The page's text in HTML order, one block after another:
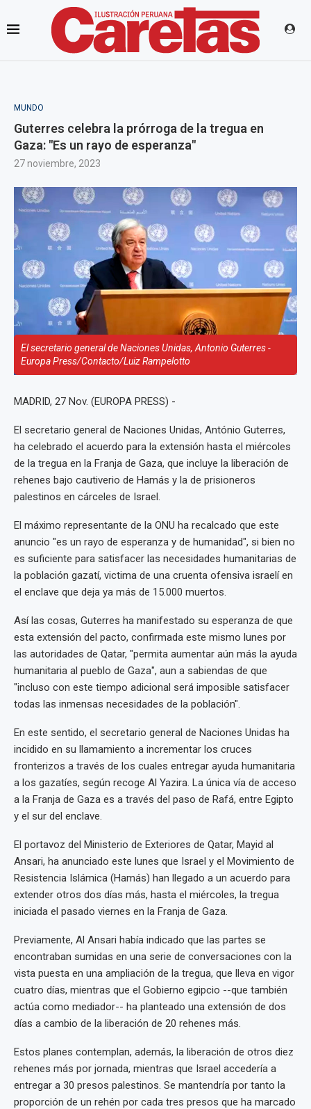
MUNDO
Guterres celebra la prórroga de la tregua en
Gaza: "Es un rayo de esperanza"
27 noviembre, 2023
El secretario general de Naciones Unidas, Antonio Guterres -
Europa Press/Contacto/Luiz Rampelotto
MADRID, 27 Nov. (EUROPA PRESS) -
El secretario general de Naciones Unidas, António Guterres,
ha celebrado el acuerdo para la extensión hasta el miércoles
de la tregua en la Franja de Gaza, que incluye la liberación de
rehenes bajo cautiverio de Hamás y la de prisioneros
palestinos en cárceles de Israel.
El máximo representante de la ONU ha recalcado que este
anuncio "es un rayo de esperanza y de humanidad", si bien no
es suficiente para satisfacer las necesidades humanitarias de
la población gazatí, victima de una cruenta ofensiva israelí en
el enclave que deja ya más de 15.000 muertos.
Así las cosas, Guterres ha manifestado su esperanza de que
esta extensión del pacto, confirmada este mismo lunes por
las autoridades de Qatar, "permita aumentar aún más la ayuda
humanitaria al pueblo de Gaza", aun a sabiendas de que
"incluso con este tiempo adicional será imposible satisfacer
todas las inmensas necesidades de la población".
En este sentido, el secretario general de Naciones Unidas ha
incidido en su llamamiento a incrementar los cruces
fronterizos a través de los cuales entregar ayuda humanitaria
a los gazatíes, según recoge Al Yazira. La única vía de acceso
a la Franja de Gaza es a través del paso de Rafá, entre Egipto
y el sur del enclave.
El portavoz del Ministerio de Exteriores de Qatar, Mayid al
Ansari, ha anunciado este lunes que Israel y el Movimiento de
Resistencia Islámica (Hamás) han llegado a un acuerdo para
extender otros dos días más, hasta el miércoles, la tregua
iniciada el pasado viernes en la Franja de Gaza.
Previamente, Al Ansari había indicado que las partes se
encontraban sumidas en una serie de conversaciones con la
vista puesta en una ampliación de la tregua, que lleva en vigor
cuatro días, mientras que el Gobierno egipcio --que también
actúa como mediador-- ha planteado una extensión de dos
días a cambio de la liberación de 20 rehenes más.
Estos planes contemplan, además, la liberación de otros diez
rehenes más por jornada, mientras que Israel accedería a
entregar a 30 presos palestinos. Se mantendría por tanto la
proporción de un rehén por cada tres presos que ha marcado